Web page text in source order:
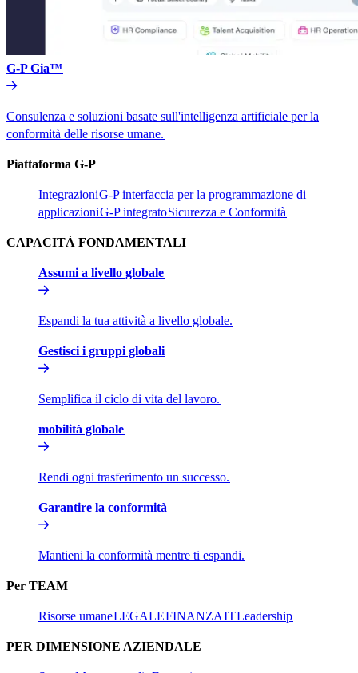
G-P Gia™​​
Consulenza e soluzioni basate sull'intelligenza artificiale per la
conformità delle risorse umane.​​
Piattaforma G-P​​
Integrazioni​​G-P interfaccia per la programmazione di
applicazioni​​G-P integrato​​Sicurezza e Conformità​​
CAPACITÀ FONDAMENTALI​​
Assumi a livello globale​​
Espandi la tua attività a livello globale.​​
Gestisci i gruppi globali​​
Semplifica il ciclo di vita del lavoro.​​
mobilità globale​​
Rendi ogni trasferimento un successo.​​
Garantire la conformità​​
Mantieni la conformità mentre ti espandi.​​
Per TEAM​​
Risorse umane​​LEGALE​​FINANZA​​IT​​Leadership​​
PER DIMENSIONE AZIENDALE​​